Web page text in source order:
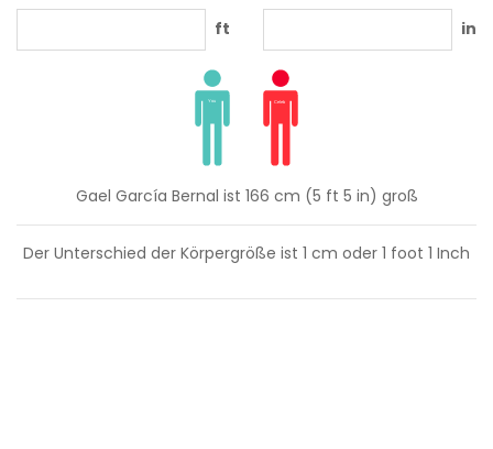
ft
in
Gael García Bernal ist 166 cm (5 ft 5 in) groß
Der Unterschied der Körpergröße ist 1 cm oder 1 foot 1 Inch